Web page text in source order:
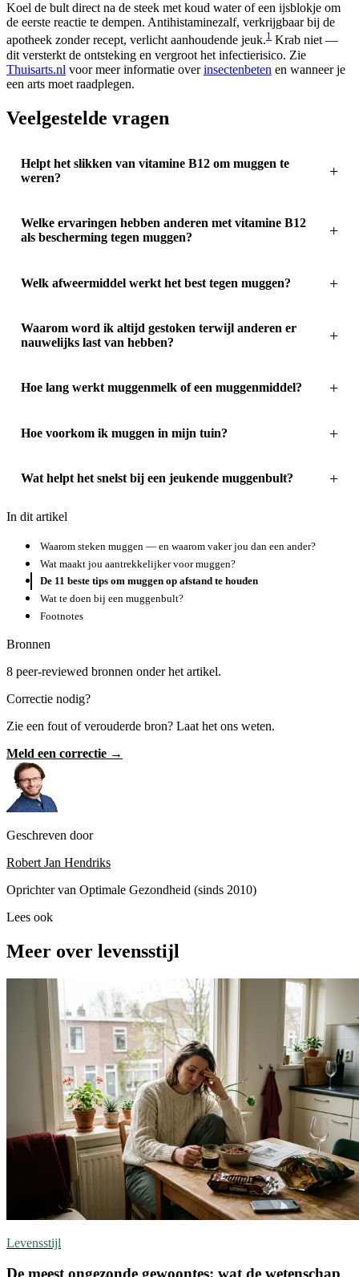
Koel de bult direct na de steek met koud water of een ijsblokje om
de eerste reactie te dempen. Antihistaminezalf, verkrijgbaar bij de
apotheek zonder recept, verlicht aanhoudende jeuk.1 Krab niet —
dit versterkt de ontsteking en vergroot het infectierisico. Zie
Thuisarts.nl voor meer informatie overinsectenbeten en wanneer je
een arts moet raadplegen.
Veelgestelde vragen
Helpt het slikken van vitamine B12 om muggen te
weren?
Welke ervaringen hebben anderen met vitamine B12
als bescherming tegen muggen?
Welk afweermiddel werkt het best tegen muggen?
Waarom word ik altijd gestoken terwijl anderen er
nauwelijks last van hebben?
Hoe lang werkt muggenmelk of een muggenmiddel?
Hoe voorkom ik muggen in mijn tuin?
Wat helpt het snelst bij een jeukende muggenbult?
In dit artikel
Waarom steken muggen — en waarom vaker jou dan een ander?
Wat maakt jou aantrekkelijker voor muggen?
De 11 beste tips om muggen op afstand te houden
Wat te doen bij een muggenbult?
Footnotes
Bronnen
8 peer-reviewed bronnen onder het artikel.
Correctie nodig?
Zie een fout of verouderde bron? Laat het ons weten.
Meld een correctie →
Geschreven door
Robert Jan Hendriks
Oprichter van Optimale Gezondheid (sinds 2010)
Lees ook
Meer over levensstijl
Levensstijl
De meest ongezonde gewoontes: wat de wetenschap